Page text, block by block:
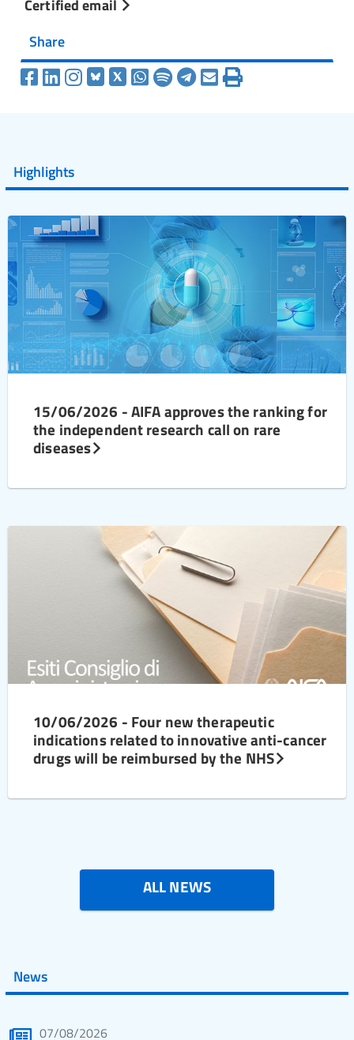
Certified email
Share
Highlights
15/06/2026 - AIFA approves the ranking for
the independent research call on rare
diseases
10/06/2026 - Four new therapeutic
indications related to innovative anti-cancer
drugs will be reimbursed by the NHS
ALL NEWS
News
07/08/2026